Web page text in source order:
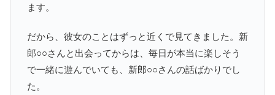
ます。
だから、彼女のことはずっと近くで見てきました。新
郎○○さんと出会ってからは、毎日が本当に楽しそう
で一緒に遊んでいても、新郎○○さんの話ばかりでし
た。